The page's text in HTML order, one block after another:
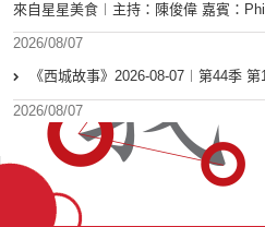
來自星星美食︱主持：陳俊偉 嘉賓：
2026/08/07
《西城故事》2026-08-07︱第44季
2026/08/07